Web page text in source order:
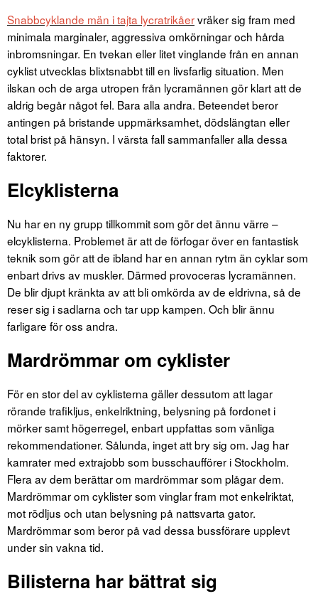
Snabbcyklande män i tajta lycratrikåervräker sig fram med
minimala marginaler, aggressiva omkörningar och hårda
inbromsningar. En tvekan eller litet vinglande från en annan
cyklist utvecklas blixtsnabbt till en livsfarlig situation. Men
ilskan och de arga utropen från lycramännen gör klart att de
aldrig begår något fel. Bara alla andra. Beteendet beror
antingen på bristande uppmärksamhet, dödslängtan eller
total brist på hänsyn. I värsta fall sammanfaller alla dessa
faktorer.
Elcyklisterna
Nu har en ny grupp tillkommit som gör det ännu värre –
elcyklisterna. Problemet är att de förfogar över en fantastisk
teknik som gör att de ibland har en annan rytm än cyklar som
enbart drivs av muskler. Därmed provoceras lycramännen.
De blir djupt kränkta av att bli omkörda av de eldrivna, så de
reser sig i sadlarna och tar upp kampen. Och blir ännu
farligare för oss andra.
Mardrömmar om cyklister
För en stor del av cyklisterna gäller dessutom att lagar
rörande trafikljus, enkelriktning, belysning på fordonet i
mörker samt högerregel, enbart uppfattas som vänliga
rekommendationer. Sålunda, inget att bry sig om. Jag har
kamrater med extrajobb som busschaufförer i Stockholm.
Flera av dem berättar om mardrömmar som plågar dem.
Mardrömmar om cyklister som vinglar fram mot enkelriktat,
mot rödljus och utan belysning på nattsvarta gator.
Mardrömmar som beror på vad dessa bussförare upplevt
under sin vakna tid.
Bilisterna har bättrat sig